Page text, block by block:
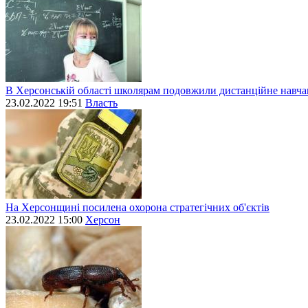
В Херсонській області школярам подовжили дистанційне
23.02.2022 19:51 Власть
На Херсонщині посилена охорона стратегічних об'єктів
23.02.2022 15:00 Херсон